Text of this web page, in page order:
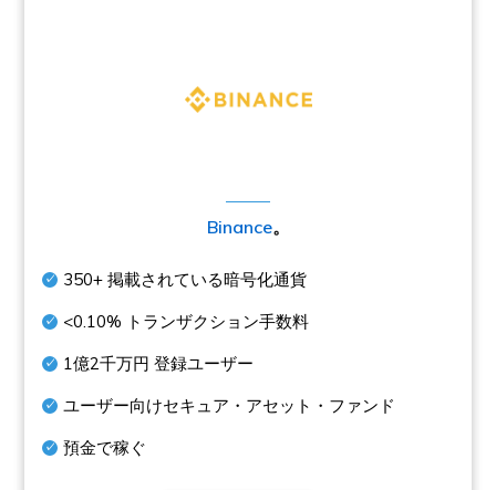
Binance。
350+ 掲載されている暗号化通貨
<0.10% トランザクション手数料
1億2千万円 登録ユーザー
ユーザー向けセキュア・アセット・ファンド
預金で稼ぐ